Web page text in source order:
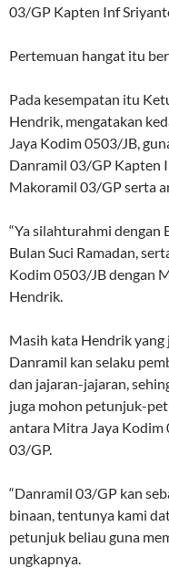
03/GP Kapten Inf
Pertemuan hangat itu
Pada kesempatan itu
Hendrik, mengatakan
Jaya Kodim 0503/JB,
Danramil 03/GP Kapten
Makoramil 03/GP serta
“Ya silahturahmi dengan
Bulan Suci Ramadan,
Kodim 0503/JB dengan
Hendrik.
Masih kata Hendrik
Danramil kan selaku
dan jajaran-jajaran,
juga mohon petunjuk-
antara Mitra Jaya Kodim
03/GP.
“Danramil 03/GP kan
binaan, tentunya kami
petunjuk beliau guna
ungkapnya.